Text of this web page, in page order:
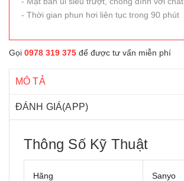
- Thời gian phun hơi liên tục trong 90 phút
Gọi 0978 319 375 để được tư vấn miễn phí
MÔ TẢ
ĐÁNH GIÁ(APP)
Thông Số Kỹ Thuật
Hãng Sanyo